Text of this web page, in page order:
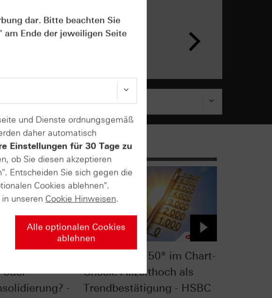
in
oder
-
Euro STOXX 50® im Chart-
Check: Allzeithoch als
Trendbestätigung - HSBC
dar. Bitte beachten Sie
am Ende der jeweiligen Seite
und Dienste ordnungsgemäß
daher automatisch
Einstellungen für 30 Tage zu
ob Sie diesen akzeptieren
Entscheiden Sie sich gegen die
Cookies ablehnen".
unseren Cookie Hinweisen.
Alle optionalen Cookies
ablehnen